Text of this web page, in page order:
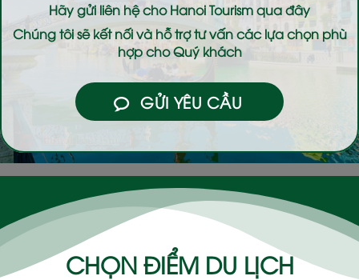
Hãy gửi liên hệ choHanoi Tourismqua đây
Chúng tôi sẽ kết nối và hỗ trợ tư vấn các lựa chọn phù
hợp cho Quý khách
GỬI YÊU CẦU
CHỌN ĐIỂM DU LỊCH